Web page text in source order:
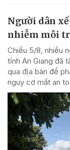
Người dân
nhiễm môi
Chiều 5/8, nhiều
tỉnh An Giang đã
qua địa bàn để
nguy cơ mất an